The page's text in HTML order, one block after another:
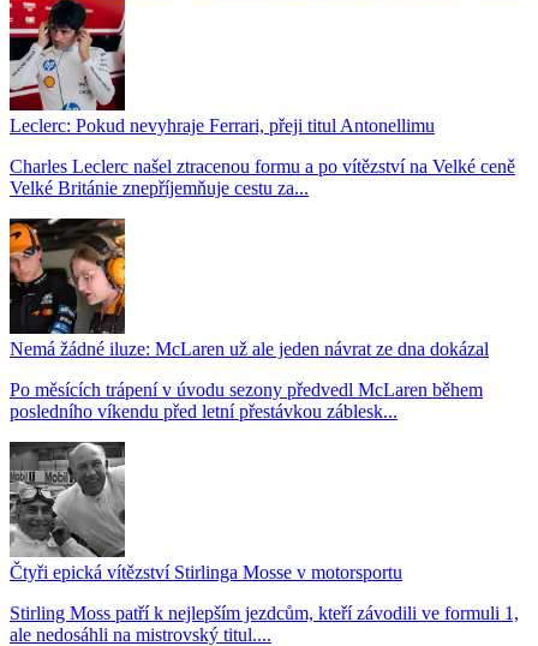
Leclerc: Pokud nevyhraje Ferrari, přeji titul Antonellimu
Charles Leclerc našel ztracenou formu a po vítězství na Velké ceně
Velké Británie znepříjemňuje cestu za...
Nemá žádné iluze: McLaren už ale jeden návrat ze dna dokázal
Po měsících trápení v úvodu sezony předvedl McLaren během
posledního víkendu před letní přestávkou záblesk...
Čtyři epická vítězství Stirlinga Mosse v motorsportu
Stirling Moss patří k nejlepším jezdcům, kteří závodili ve formuli 1,
ale nedosáhli na mistrovský titul....